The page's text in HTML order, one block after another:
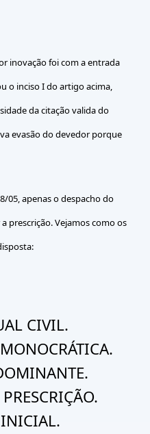
inovação foi com a entrada
o inciso I do artigo acima,
da citação valida do
evasão do devedor porque
05, apenas o despacho do
prescrição. Vejamos como os
CIVIL.